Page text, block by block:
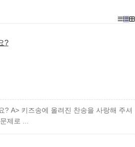
?
? A> 키즈송에 올려진 찬송을 사랑해 주셔
제로 ...